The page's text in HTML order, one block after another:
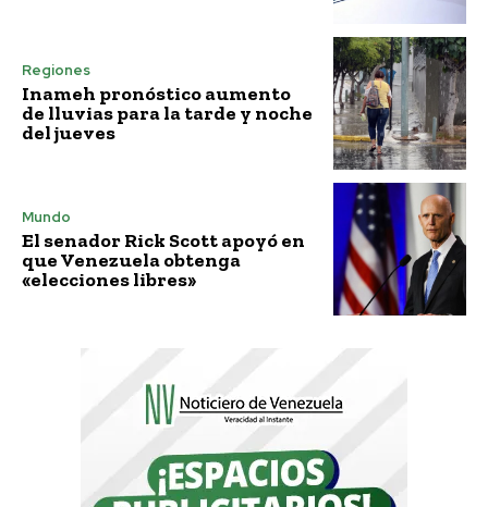
Regiones
Inameh pronóstico aumento
de lluvias para la tarde y noche
del jueves
Mundo
El senador Rick Scott apoyó en
que Venezuela obtenga
«elecciones libres»